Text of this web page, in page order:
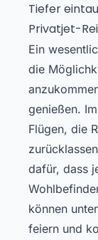
Tiefer
Privatjet-
Ein
die
genießen.
Flügen, die
dafür, dass
können
feiern und